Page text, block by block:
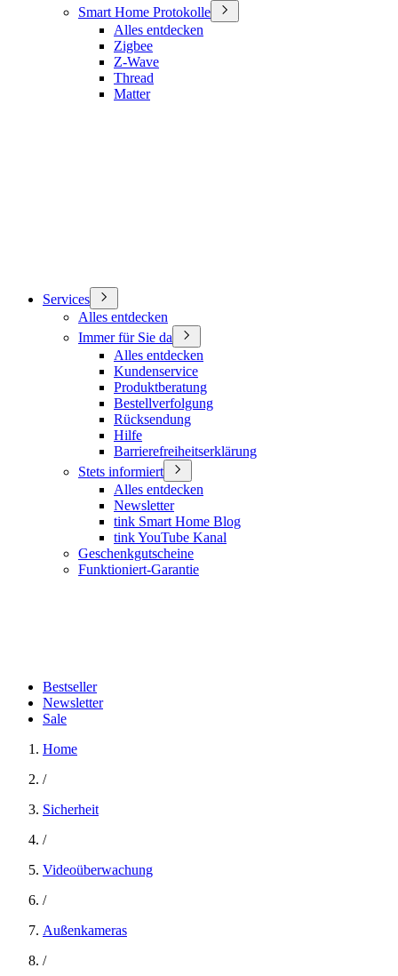
Smart Home Protokolle
Alles entdecken
Zigbee
Z-Wave
Thread
Matter
Services
Alles entdecken
Immer für Sie da
Alles entdecken
Kundenservice
Produktberatung
Bestellverfolgung
Rücksendung
Hilfe
Barrierefreiheitserklärung
Stets informiert
Alles entdecken
Newsletter
tink Smart Home Blog
tink YouTube Kanal
Geschenkgutscheine
Funktioniert-Garantie
Bestseller
Newsletter
Sale
Home
/
Sicherheit
/
Videoüberwachung
/
Außenkameras
/